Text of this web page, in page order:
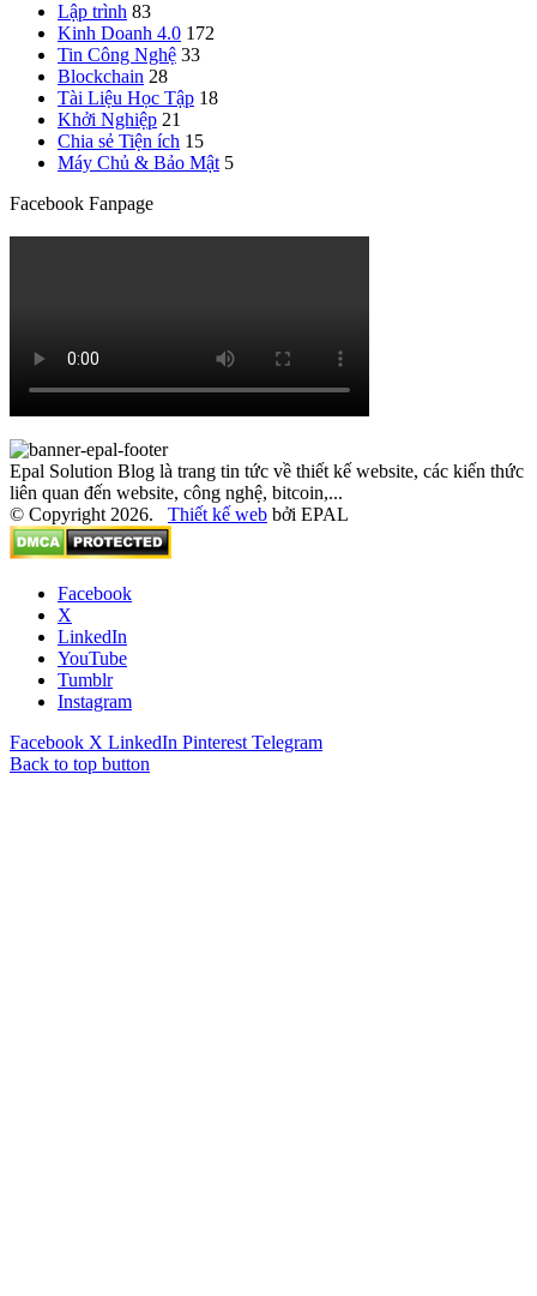
Lập trình 83
Kinh Doanh 4.0 172
Tin Công Nghệ 33
Blockchain 28
Tài Liệu Học Tập 18
Khởi Nghiệp 21
Chia sẻ Tiện ích 15
Máy Chủ & Bảo Mật 5
Facebook Fanpage
Epal Solution Blog là trang tin tức về thiết kế website, các kiến thức
liên quan đến website, công nghệ, bitcoin,...
© Copyright 2026. Thiết kế web bởi EPAL
Facebook
X
LinkedIn
YouTube
Tumblr
Instagram
Facebook X LinkedIn Pinterest Telegram
Back to top button